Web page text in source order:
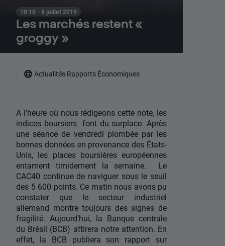
10:10 · 8 juillet 2019
Les marchés restent «
groggy »
A l’heure où nous rédigeons cette note, les
indices boursiersfont du surplace. Après
une séance de vendredi plombée par les
bonnes données en provenance des Etats-
Unis, les places boursières européennes
entament timidement la semaine. Le
CAC40 continue de naviguer sous le seuil
des 5 600 points. Ce matin nous avons pu
constater que le secteur industriel
allemand montre toujours des signes de
fragilité. Aujourd’hui, la Banque centrale
du Brésil (BCB) attirera notre attention. En
effet, la BCB publiera son rapport sur
Actualités Rapports Économiques